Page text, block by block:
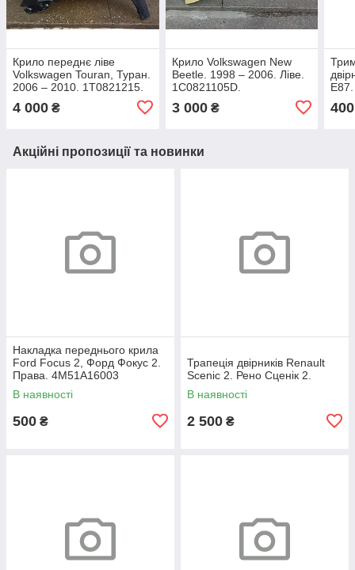
Крило переднє ліве
Volkswagen Touran, Туран.
2006 – 2010. 1T0821215.
4 000 ₴
Крило Volkswagen New
Beetle. 1998 – 2006. Ліве.
1C0821105D.
3 000₴ 400
Акційні пропозиції та новинки
Накладка переднього крила
Ford Focus 2, Форд Фокус 2.
Права. 4M51A16003
В наявності
500 ₴
Трапеція двірників Renault
Scenic 2. Рено Сценік 2.
В наявності
2 500 ₴